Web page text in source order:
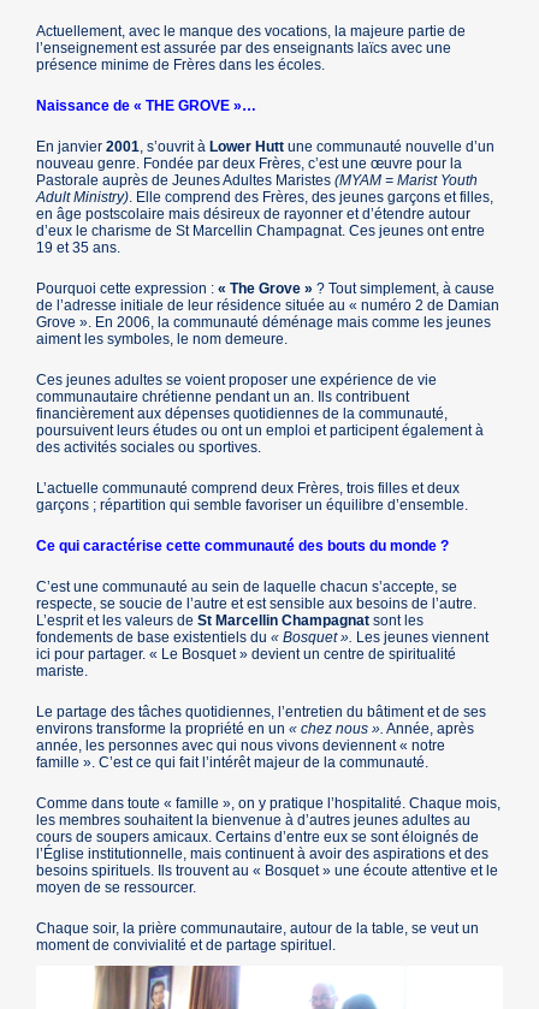
Actuellement, avec le manque des vocations, la majeure partie de
l’enseignement est assurée par des enseignants laïcs avec une
présence minime de Frères dans les écoles.
Naissance de « THE GROVE »…
En janvier2001 , s’ouvrit àLower Hutt une communauté nouvelle d’un
nouveau genre. Fondée par deux Frères, c’est une œuvre pour la
Pastorale auprès de Jeunes Adultes Maristes(MYAM = Marist Youth
Adult Ministry) . Elle comprend des Frères, des jeunes garçons et filles,
en âge postscolaire mais désireux de rayonner et d’étendre autour
d’eux le charisme de St Marcellin Champagnat. Ces jeunes ont entre
19 et 35 ans.
Pourquoi cette expression :« The Grove » ? Tout simplement, à cause
de l’adresse initiale de leur résidence située au « numéro 2 de Damian
Grove ». En 2006, la communauté déménage mais comme les jeunes
aiment les symboles, le nom demeure.
Ces jeunes adultes se voient proposer une expérience de vie
communautaire chrétienne pendant un an. Ils contribuent
financièrement aux dépenses quotidiennes de la communauté,
poursuivent leurs études ou ont un emploi et participent également à
des activités sociales ou sportives.
L’actuelle communauté comprend deux Frères, trois filles et deux
garçons ; répartition qui semble favoriser un équilibre d’ensemble.
Ce qui caractérise cette communauté des bouts du monde ?
C’est une communauté au sein de laquelle chacun s’accepte, se
respecte, se soucie de l’autre et est sensible aux besoins de l’autre.
L’esprit et les valeurs deSt Marcellin Champagnat sont les
fondements de base existentiels du« Bosquet ». Les jeunes viennent
ici pour partager. « Le Bosquet » devient un centre de spiritualité
mariste.
Le partage des tâches quotidiennes, l’entretien du bâtiment et de ses
environs transforme la propriété en un« chez nous ». Année, après
année, les personnes avec qui nous vivons deviennent « notre
famille ». C’est ce qui fait l’intérêt majeur de la communauté.
Comme dans toute « famille », on y pratique l’hospitalité. Chaque mois,
les membres souhaitent la bienvenue à d’autres jeunes adultes au
cours de soupers amicaux. Certains d’entre eux se sont éloignés de
l’Église institutionnelle, mais continuent à avoir des aspirations et des
besoins spirituels. Ils trouvent au « Bosquet » une écoute attentive et le
moyen de se ressourcer.
Chaque soir, la prière communautaire, autour de la table, se veut un
moment de convivialité et de partage spirituel.